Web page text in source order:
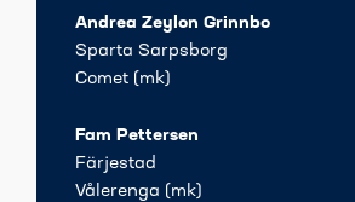
Andrea Zeylon Grinnbo
Sparta Sarpsborg
Comet (mk)
Fam Pettersen
Färjestad
Vålerenga (mk)